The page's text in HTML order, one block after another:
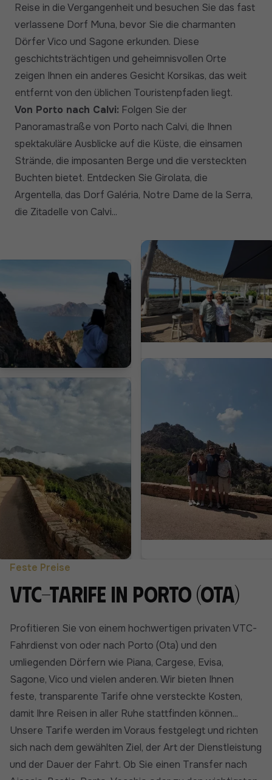
Reise in die Vergangenheit und besuchen Sie das fast
verlassene Dorf Muna, bevor Sie die charmanten
Dörfer Vico und Sagone erkunden. Diese
geschichtsträchtigen und geheimnisvollen Orte
zeigen Ihnen ein anderes Gesicht Korsikas, das weit
entfernt von den üblichen Touristenpfaden liegt.
Von Porto nach Calvi: Folgen Sie der
Panoramastraße von Porto nach Calvi, die Ihnen
spektakuläre Ausblicke auf die Küste, die einsamen
Strände, die imposanten Berge und die versteckten
Buchten bietet. Entdecken Sie Girolata, die
Argentella, das Dorf Galéria, Notre Dame de la Serra,
die Zitadelle von Calvi...
Feste Preise
VTC-Tarife in Porto (Ota)
Profitieren Sie von einem hochwertigen privaten VTC-
Fahrdienst von oder nach Porto (Ota) und den
umliegenden Dörfern wie Piana, Cargese, Evisa,
Sagone, Vico und vielen anderen. Wir bieten Ihnen
feste, transparente Tarife ohne versteckte Kosten,
damit Ihre Reisen in aller Ruhe stattfinden können...
Unsere Tarife werden im Voraus festgelegt und richten
sich nach dem gewählten Ziel, der Art der Dienstleistung
und der Dauer der Fahrt. Ob Sie einen Transfer nach